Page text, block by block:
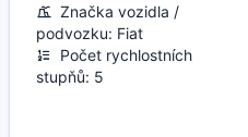
Značka vozidla /
podvozku: Fiat
Počet rychlostních
stupňů: 5